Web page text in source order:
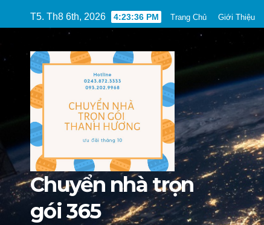
to
T5. Th8 6th, 2026 4:23:37 PM Trang Chủ Giới Thiệu
Chuyển nhà trọn
gói 365